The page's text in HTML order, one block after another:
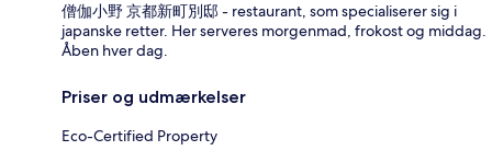
僧伽小野 京都新町別邸 - restaurant, som specialiserer sig i
japanske retter. Her serveres morgenmad, frokost og middag.
Åben hver dag.
Priser og udmærkelser
Eco-Certified Property